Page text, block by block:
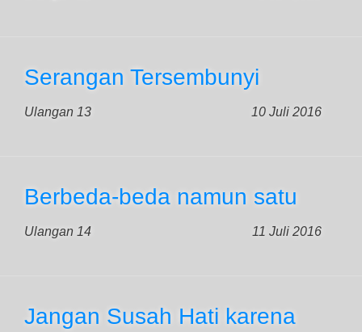
Serangan Tersembunyi
Ulangan 13 10 Juli 2016
Berbeda-beda namun satu
Ulangan 14 11 Juli 2016
Jangan Susah Hati karena